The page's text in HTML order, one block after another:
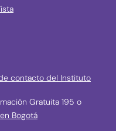
contacto del Instituto
Gratuita 195 o
Bogotá